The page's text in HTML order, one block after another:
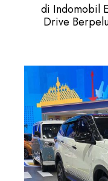
di Indomobil
Drive